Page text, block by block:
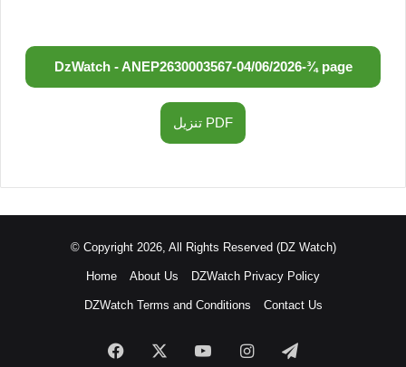
DzWatch - ANEP2630003567-04/06/2026-¾ page
تنزيل PDF
© Copyright 2026, All Rights Reserved (DZ Watch)
Home About Us DZWatch Privacy Policy
DZWatch Terms and Conditions Contact Us
Facebook YouTubeInstagramTelegram